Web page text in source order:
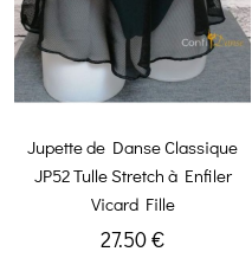
Jupette de Danse Classique
JP52 Tulle Stretch à Enfiler
Vicard Fille
27.50 €